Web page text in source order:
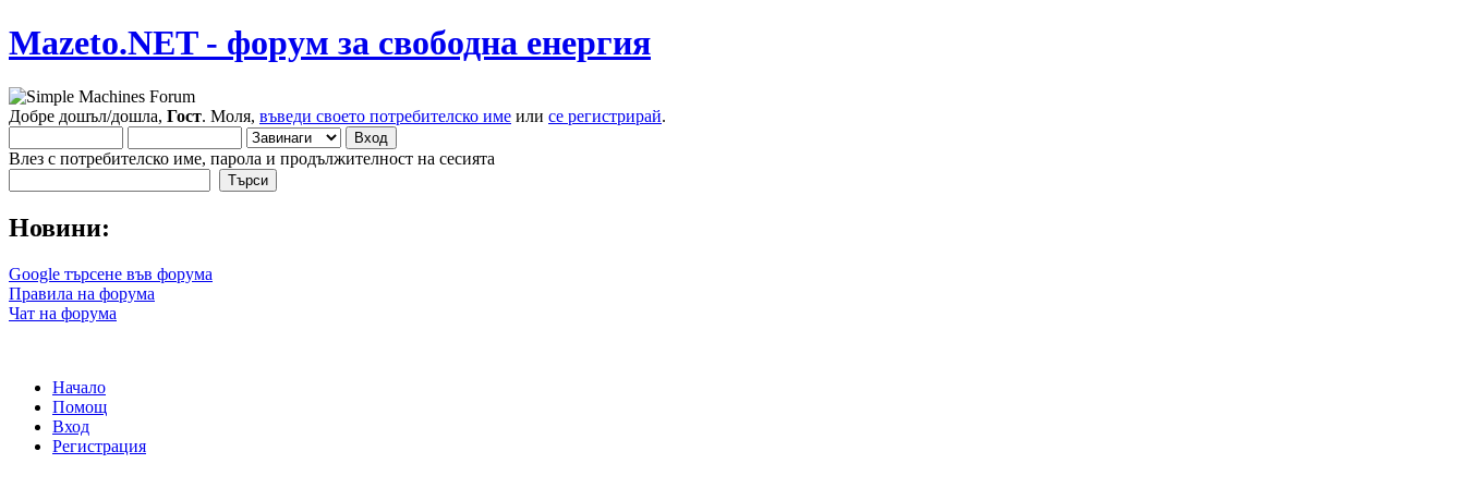
Mazeto.NET - форум за свободна енергия
Добре дошъл/дошла, Гост. Моля, въведи своето потребителско име или се регистрирай.
Влез с потребителско име, парола и продължителност на сесията
Новини:
Google търсене във форума
Правила на форума
Чат на форума
Начало
Помощ
Вход
Регистрация